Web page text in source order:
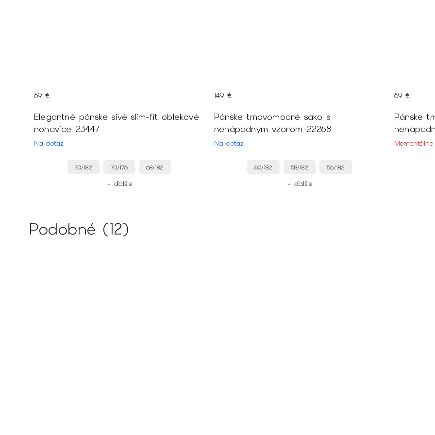
Elegantné pánske sivé slim-fit oblekové
nohavice 23447
Na dotaz
69 €
70/182 70/176 68/182
+ ďalšie
Pánske tmavomodré sako s
nenápadným vzorom 22268
Na dotaz
149 €
60/182 58/182 56/182
+ ďalšie
Pánske
69 €
Podobné (12)